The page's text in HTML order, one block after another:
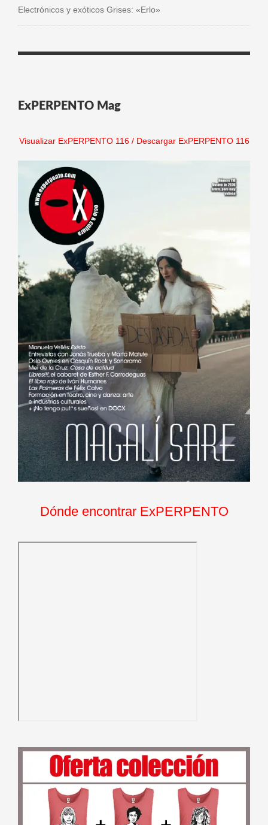
Electrónicos y exóticos Grises: «Erlo»
ExPERPENTO Mag
Visualizar ExPERPENTO 116/ Descargar ExPERPENTO 116
Dónde encontrar ExPERPENTO